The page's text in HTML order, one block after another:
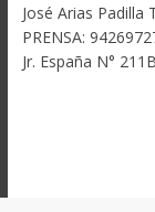
José Arias Padilla
PRENSA:
Jr. España N°